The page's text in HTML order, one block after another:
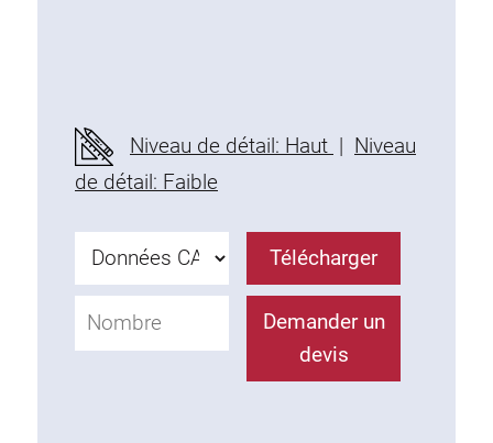
Niveau de détail: Haut | Niveau
de détail: Faible
Télécharger
Demander un
devis